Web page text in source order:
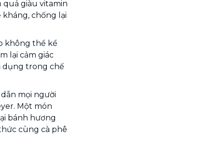
quả giàu vitamin
kháng, chống lại
không thể kể
lại cảm giác
dụng trong chế
mọi người
Một món
bánh hương
cùng cà phê